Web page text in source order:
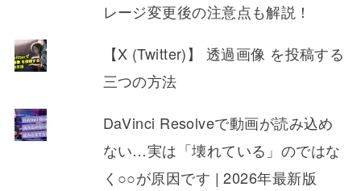
レージ変更後の注意点も解説！
【X (Twitter)】 透過画像 を投稿する
三つの方法
DaVinci Resolveで動画が読み込め
ない…実は「壊れている」のではな
く○○が原因です | 2026年最新版